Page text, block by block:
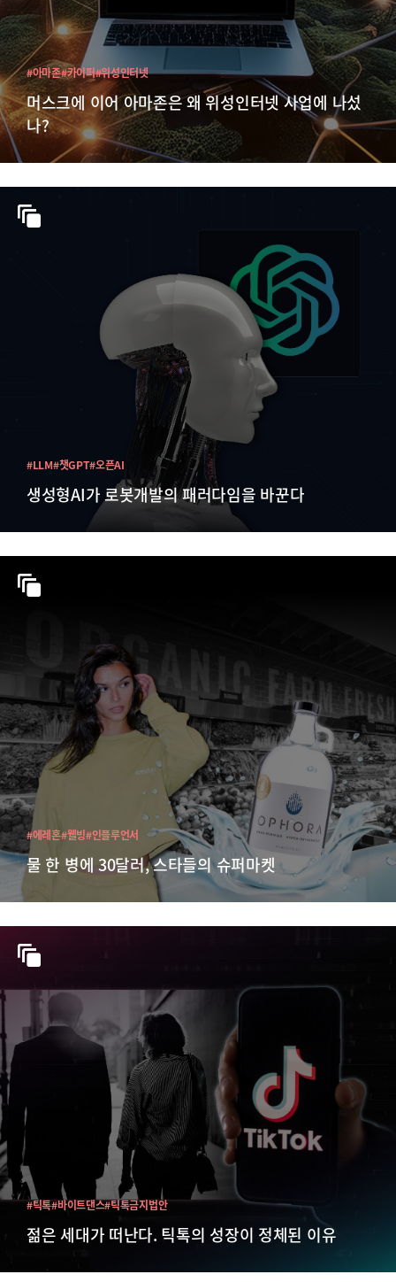
머스크에 이어 아마존은 왜 위성인터넷 사업에 나섰
나?
#아마존#카이퍼#위성인터넷
생성형AI가 로봇개발의 패러다임을 바꾼다
#LLM#챗GPT#오픈AI
물 한 병에 30달러, 스타들의 슈퍼마켓
#에레혼#웰빙#인플루언서
젊은 세대가 떠난다. 틱톡의 성장이 정체된 이유
#틱톡#바이트댄스#틱톡금지법안